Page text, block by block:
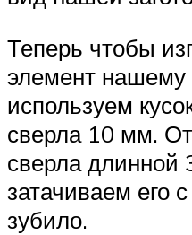
Теперь чтобы
элемент нашему
используем
сверла 10 мм.
сверла длинной
затачиваем его
зубило.